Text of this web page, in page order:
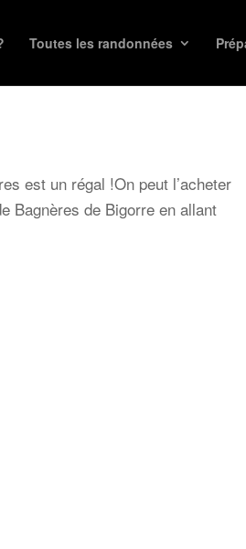
Toutes les randonnées
est un régal !On peut l’acheter
Bagnères de Bigorre en allant